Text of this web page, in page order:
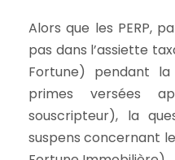
Alors que les PERP,
pas dans l’assiette
Fortune) pendant la
primes versées
souscripteur), la
suspens concernant